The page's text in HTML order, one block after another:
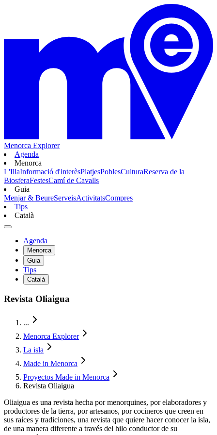
Menorca Explorer
Agenda
Menorca
L'IllaInformació d'interèsPlatjesPoblesCulturaReserva de la
BiosferaFestesCamí de Cavalls
Guia
Menjar & BeureServeisActivitatsCompres
Tips
Català
Agenda
Menorca
Guia
Tips
Català
Revista Oliaigua
...
Menorca Explorer
La isla
Made in Menorca
Proyectos Made in Menorca
Revista Oliaigua
Oliaigua es una revista hecha por menorquines, por elaboradores y
productores de la tierra, por artesanos, por cocineros que creen en
sus raíces y tradiciones, una revista que quiere hacer conocer la isla,
de una manera diferente a través del hilo conductor de su